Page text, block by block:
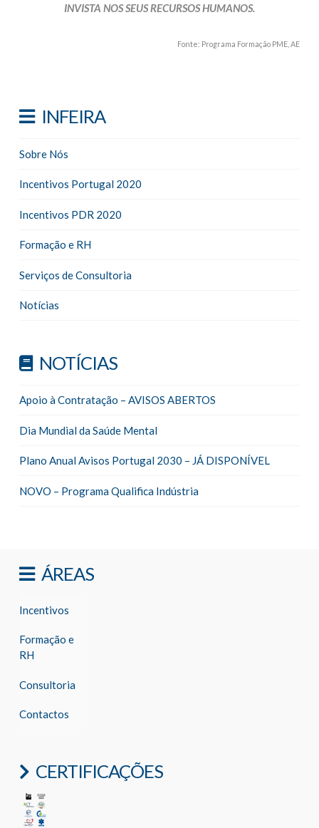
INVISTA NOS SEUS RECURSOS HUMANOS.
Fonte: Programa Formação PME, AE
INFEIRA
Sobre Nós
Incentivos Portugal 2020
Incentivos PDR 2020
Formação e RH
Serviços de Consultoria
Notícias
NOTÍCIAS
Apoio à Contratação – AVISOS ABERTOS
Dia Mundial da Saúde Mental
Plano Anual Avisos Portugal 2030 – JÁ DISPONÍVEL
NOVO – Programa Qualifica Indústria
ÁREAS
Incentivos
Formação e
RH
Consultoria
Contactos
CERTIFICAÇÕES